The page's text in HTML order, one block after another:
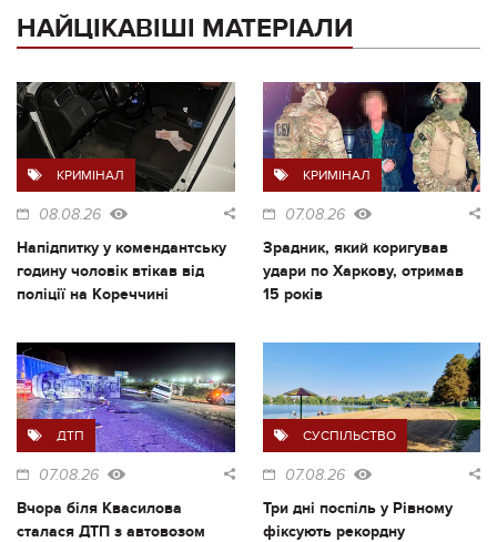
НАЙЦІКАВІШІ МАТЕРІАЛИ
КРИМІНАЛ
08.08.26
Напідпитку у комендантську
годину чоловік втікав від
поліції на Кореччині
КРИМІНАЛ
07.08.26
Зрадник, який коригував
удари по Харкову, отримав
15 років
ДТП
07.08.26
Вчора біля Квасилова
сталася ДТП з автовозом
СУСПІЛЬСТВО
07.08.26
Три дні поспіль у Рівному
фіксують рекордну